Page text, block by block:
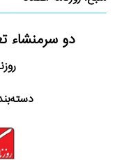
دو سرمنشاء